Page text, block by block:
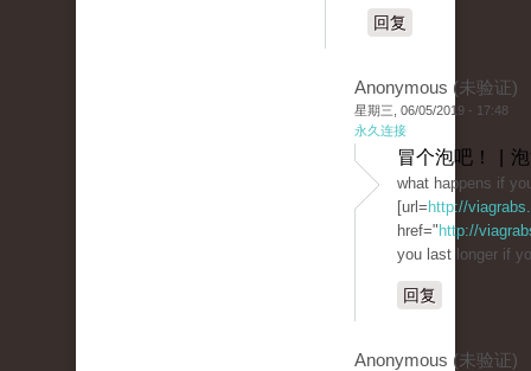
回复
Anonymous (未验证)
星期三, 06/05/2019 - 17:48
永久连接
冒个泡吧！ |
what happens if
[url= http://
href=" http://
you last longer if
回复
Anonymous (未验证)